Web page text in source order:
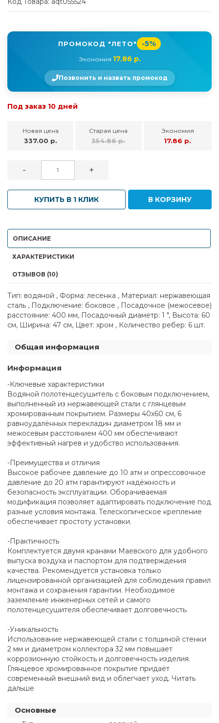
ПРОМОКОД "ЛЕТО" -5%
Экономия 17.86 р.
Позвонить и назвать промокод
Под заказ 10 дней
Новая цена
337.00 р.
Старая цена
354.86 р.
Экономия
17.86 р.
- +
КУПИТЬ В 1 КЛИК В КОРЗИНУ
ОПИСАНИЕ
ХАРАКТЕРИСТИКИ
ОТЗЫВОВ (10)
Тип: водяной , Форма: лесенка , Материал: нержавеющая
сталь , Подключение: боковое , Посадочное (межосевое)
расстояние: 400 мм, Посадочный диаметр: 1 ", Высота: 60
см, Ширина: 47 см, Цвет: хром , Количество ребер: 6 шт.
Общая информация
Информация
-Ключевые характеристики
Водяной полотенцесушитель с боковым подключением,
выполненный из нержавеющей стали с глянцевым
хромированным покрытием. Размеры 40x60 см, 6
равноудалённых перекладин диаметром 18 мм и
межосевым расстоянием 400 мм обеспечивают
эффективный нагрев и удобство использования.
-Преимущества и отличия
Высокое рабочее давление до 10 атм и опрессовочное
давление до 20 атм гарантируют надёжность и
безопасность эксплуатации. Оборачиваемая
модификация позволяет адаптировать подключение под
разные условия монтажа. Телескопическое крепление
обеспечивает простоту установки.
-Практичность
Комплектуется двумя кранами Маевского для удобного
выпуска воздуха и паспортом для подтверждения
качества. Рекомендуется установка только
лицензированной организацией для соблюдения правил
монтажа и сохранения гарантии. Необходимое
заземление инженерных сетей и самого
полотенцесушителя обеспечивает долговечность.
-Уникальность
Использование нержавеющей стали с толщиной стенки
2 мм и диаметром коллектора 32 мм повышает
коррозионную стойкость и долговечность изделия.
Глянцевое хромированное покрытие придаёт
современный внешний вид и облегчает уход. Читать
дальше
Основные